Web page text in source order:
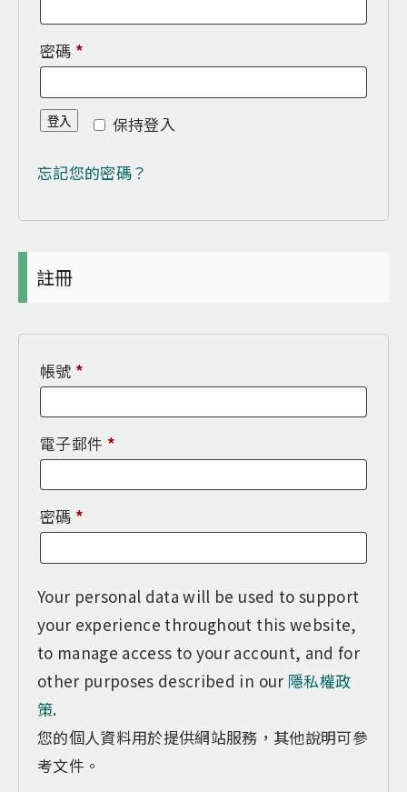
密碼 *
保持登入
登入
忘記您的密碼？
註冊
帳號 *
電子郵件 *
密碼 *
Your personal data will be used to support
your experience throughout this website,
to manage access to your account, and for
other purposes described in our 隱私權政
策.
您的個人資料用於提供網站服務，其他說明可參
考文件。